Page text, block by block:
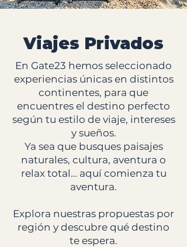
Viajes Privados
En Gate23 hemos seleccionado
experiencias únicas en distintos
continentes, para que
encuentres el destino perfecto
según tu estilo de viaje, intereses
y sueños.
Ya sea que busques paisajes
naturales, cultura, aventura o
relax total… aquí comienza tu
aventura.
Explora nuestras propuestas por
región y descubre qué destino
te espera.